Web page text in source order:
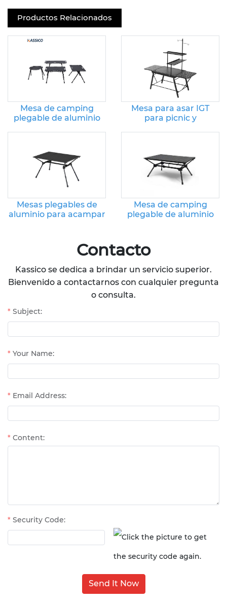
Productos Relacionados
Mesa de camping
plegable de aluminio
Mesa para asar IGT
para picnic y
Mesas plegables de
aluminio para acampar
Mesa de camping
plegable de aluminio
Contacto
Kassico se dedica a brindar un servicio superior.
Bienvenido a contactarnos con cualquier pregunta
o consulta.
Subject:
Your Name:
Email Address:
Content:
Security Code:
Send It Now